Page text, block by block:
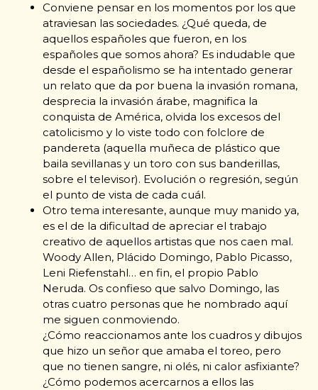
Conviene pensar en los momentos por los que
atraviesan las sociedades. ¿Qué queda, de
aquellos españoles que fueron, en los
españoles que somos ahora? Es indudable que
desde el españolismo se ha intentado generar
un relato que da por buena la invasión romana,
desprecia la invasión árabe, magnifica la
conquista de América, olvida los excesos del
catolicismo y lo viste todo con folclore de
pandereta (aquella muñeca de plástico que
baila sevillanas y un toro con sus banderillas,
sobre el televisor). Evolución o regresión, según
el punto de vista de cada cuál.
Otro tema interesante, aunque muy manido ya,
es el de la dificultad de apreciar el trabajo
creativo de aquellos artistas que nos caen mal.
Woody Allen, Plácido Domingo, Pablo Picasso,
Leni Riefenstahl… en fin, el propio Pablo
Neruda. Os confieso que salvo Domingo, las
otras cuatro personas que he nombrado aquí
me siguen conmoviendo.
¿Cómo reaccionamos ante los cuadros y dibujos
que hizo un señor que amaba el toreo, pero
que no tienen sangre, ni olés, ni calor asfixiante?
¿Cómo podemos acercarnos a ellos las